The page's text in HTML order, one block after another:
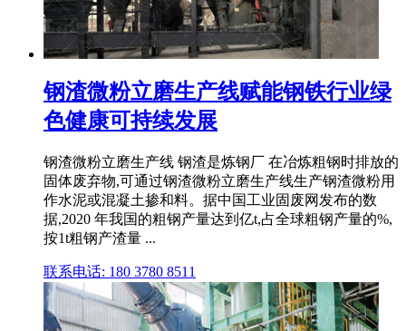
钢渣微粉立磨生产线赋能钢铁行业绿
色健康可持续发展
钢渣微粉立磨生产线 钢渣是炼钢厂 在冶炼粗钢时排放的
固体废弃物,可通过钢渣微粉立磨生产线生产钢渣微粉用
作水泥或混凝土掺和料。据中国工业固废网发布的数
据,2020 年我国的粗钢产量达到亿t,占全球粗钢产量的%,
按1t粗钢产渣量 ...
联系电话: 180 3780 8511